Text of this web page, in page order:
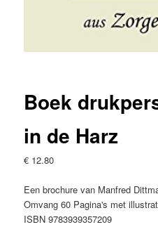
Boek
in de Harz
€ 12.80
Een brochure van Manfred
Omvang 60 Pagina's met
ISBN 9783939357209